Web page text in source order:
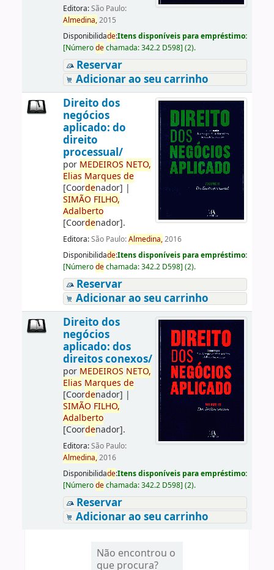
Editora:São Paulo:
Almedina,2015
Disponibilidade:Itens disponíveis para empréstimo:
[Númerodechamada:342.2 D598] (2).
Reservar
Adicionar ao seu carrinho
Direito dos
negócios
aplicado: do
direito
processual/
por MEDEIROS NETO,
Elias Marques de
[Coordenador] |
SIMÃO FILHO,
Adalberto
[Coordenador].
Editora:São Paulo:Almedina,2016
Disponibilidade:Itens disponíveis para empréstimo:
[Númerodechamada:342.2 D598] (2).
Reservar
Adicionar ao seu carrinho
Direito dos
negócios
aplicado: dos
direitos conexos/
por MEDEIROS NETO,
Elias Marques de
[Coordenador] |
SIMÃO FILHO,
Adalberto
[Coordenador].
Editora:São Paulo:
Almedina,2016
Disponibilidade:Itens disponíveis para empréstimo:
[Númerodechamada:342.2 D598] (2).
Reservar
Adicionar ao seu carrinho
Não encontrou o
que procura?